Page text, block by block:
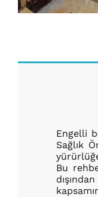
Engelli
Sağlık
Bu